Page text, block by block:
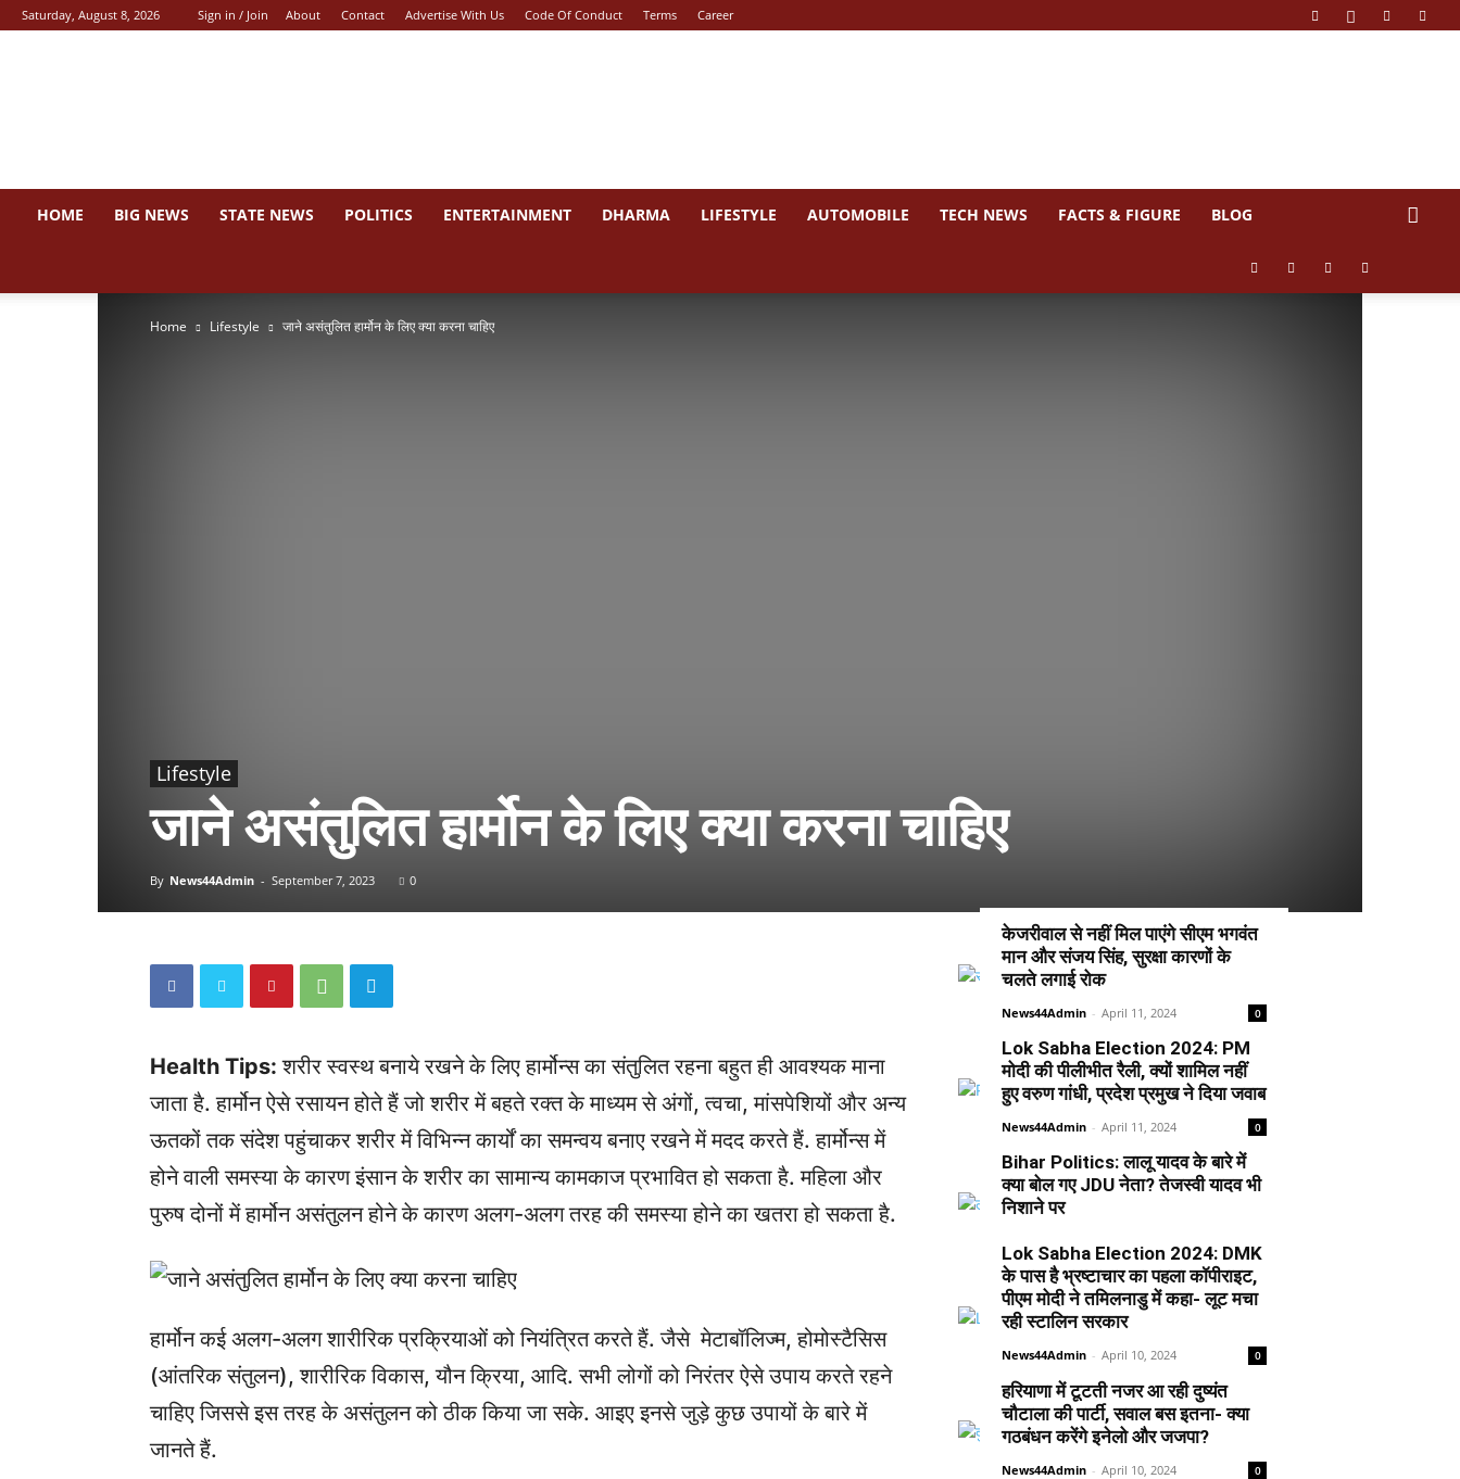
Saturday, August 8, 2026 Sign in / Join About Contact Advertise With Us Code Of Conduct Terms Career
HOME BIG NEWS STATE NEWS POLITICS ENTERTAINMENT DHARMA LIFESTYLE AUTOMOBILE TECH NEWS FACTS & FIGURE BLOG
Home Lifestyle जाने असंतुलित हार्मोन के लिए क्या करना चाहिए
Lifestyle
जाने असंतुलित हार्मोन के लिए क्या करना चाहिए
By News44Admin - September 7, 2023 0
Health Tips:शरीर स्वस्थ बनाये रखने के लिए हार्मोन्स का संतुलित रहना बहुत ही आवश्यक माना
जाता है. हार्मोन ऐसे रसायन होते हैं जो शरीर में बहते रक्त के माध्यम से अंगों, त्वचा, मांसपेशियों और अन्य
ऊतकों तक संदेश पहुंचाकर शरीर में विभिन्न कार्यों का समन्वय बनाए रखने में मदद करते हैं. हार्मोन्स में
होने वाली समस्या के कारण इंसान के शरीर का सामान्य कामकाज प्रभावित हो सकता है. महिला और
पुरुष दोनों में हार्मोन असंतुलन होने के कारण अलग-अलग तरह की समस्या होने का खतरा हो सकता है.
हार्मोन कई अलग-अलग शारीरिक प्रक्रियाओं को नियंत्रित करते हैं. जैसे मेटाबॉलिज्म, होमोस्टैसिस
(आंतरिक संतुलन), शारीरिक विकास, यौन क्रिया, आदि. सभी लोगों को निरंतर ऐसे उपाय करते रहने
चाहिए जिससे इस तरह के असंतुलन को ठीक किया जा सके. आइए इनसे जुड़े कुछ उपायों के बारे में
जानते हैं.
केजरीवाल से नहीं मिल पाएंगे सीएम भगवंत
मान और संजय सिंह, सुरक्षा कारणों के
चलते लगाई रोक
News44Admin - April 11, 2024 0
Lok Sabha Election 2024: PM
मोदी की पीलीभीत रैली, क्यों शामिल नहीं
हुए वरुण गांधी, प्रदेश प्रमुख ने दिया जवाब
News44Admin - April 11, 2024 0
Bihar Politics: लालू यादव के बारे में
क्या बोल गए JDU नेता? तेजस्वी यादव भी
निशाने पर
Lok Sabha Election 2024: DMK
के पास है भ्रष्टाचार का पहला कॉपीराइट,
पीएम मोदी ने तमिलनाडु में कहा- लूट मचा
रही स्टालिन सरकार
News44Admin - April 10, 2024 0
हरियाणा में टूटती नजर आ रही दुष्यंत
चौटाला की पार्टी, सवाल बस इतना- क्या
गठबंधन करेंगे इनेलो और जजपा?
News44Admin - April 10, 2024 0